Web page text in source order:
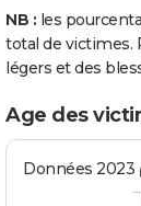
NB : les
total de victimes.
légers et des
Age des
Données 2023